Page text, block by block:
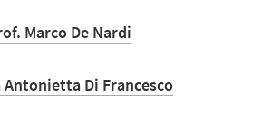
Marco De Nardi
Antonietta Di Francesco